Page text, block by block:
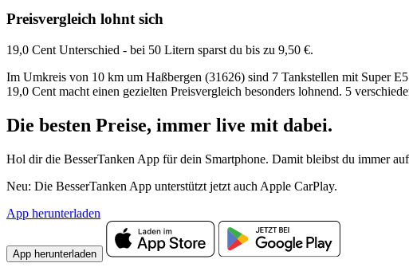
Preisvergleich lohnt sich
19,0 Cent Unterschied - bei 50 Litern sparst du bis zu 9,50 €.
Im Umkreis von 10 km um Haßbergen (31626) sind 7 Tankstellen mit Super
19,0 Cent macht einen gezielten Preisvergleich besonders lohnend. 5
Die besten Preise, immer live mit dabei.
Hol dir die BesserTanken App für dein Smartphone. Damit bleibst du immer
Neu: Die BesserTanken App unterstützt jetzt auch Apple CarPlay.
App herunterladen
App herunterladen